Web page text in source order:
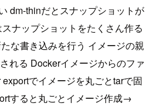
dm-thinだとスナップショットが
ナップショットをたくさん作る
な書き込みを行う イメージの親
れる Dockerイメージからのファ
でイメージを丸ごとtarで固
すると丸ごとイメージ作成→